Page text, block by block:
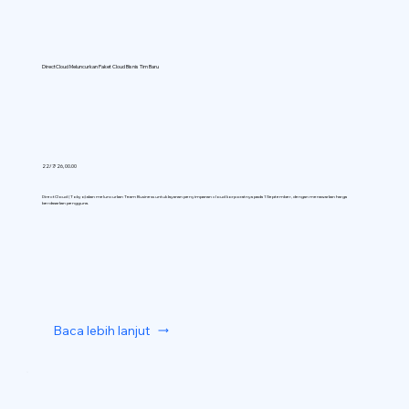
DirectCloud Meluncurkan Paket Cloud Bisnis Tim Baru
22/7/26, 00.00
DirectCloud (Tokyo) akan meluncurkan Team Business untuk layanan penyimpanan cloud korporatnya pada 1 September, dengan menawarkan harga
berdasarkan pengguna.
Baca lebih lanjut